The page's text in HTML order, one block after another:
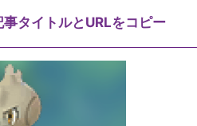
タイトルとURLをコピー